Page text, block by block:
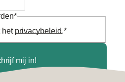
*
het privacybeleid.*
mij in!